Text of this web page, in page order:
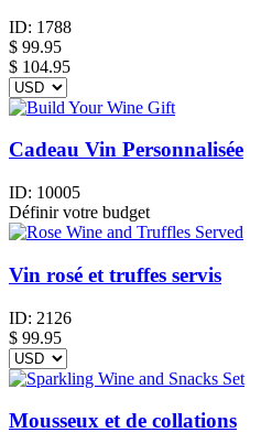
ID: 1788
$ 99.95
$ 104.95
Cadeau Vin Personnalisée
ID: 10005
Définir votre budget
Vin rosé et truffes servis
ID: 2126
$ 99.95
Mousseux et de collations